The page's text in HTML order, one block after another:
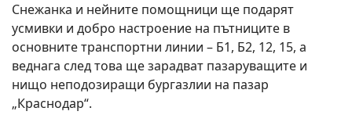
Снежанка и нейните помощници ще подарят
усмивки и добро настроение на пътниците в
основните транспортни линии – Б1, Б2, 12, 15, а
веднага след това ще зарадват пазаруващите и
нищо неподозиращи бургазлии на пазар
„Краснодар“.